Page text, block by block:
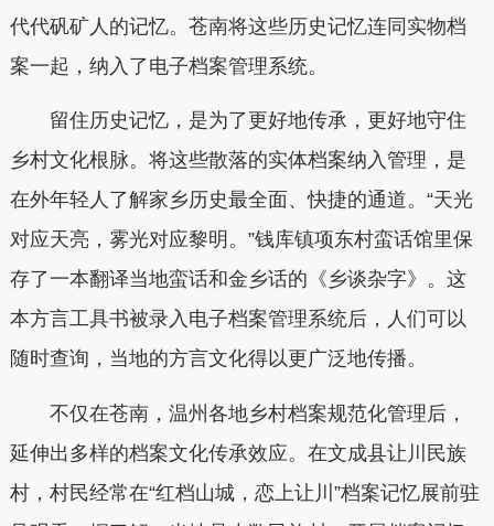
代代矾矿人的记忆。苍南将这些历史记忆连同实物档
案一起，纳入了电子档案管理系统。
留住历史记忆，是为了更好地传承，更好地守住
乡村文化根脉。将这些散落的实体档案纳入管理，是
在外年轻人了解家乡历史最全面、快捷的通道。“天光
对应天亮，雾光对应黎明。”钱库镇项东村蛮话馆里保
存了一本翻译当地蛮话和金乡话的《乡谈杂字》。这
本方言工具书被录入电子档案管理系统后，人们可以
随时查询，当地的方言文化得以更广泛地传播。
不仅在苍南，温州各地乡村档案规范化管理后，
延伸出多样的档案文化传承效应。在文成县让川民族
村，村民经常在“红档山城，恋上让川”档案记忆展前驻